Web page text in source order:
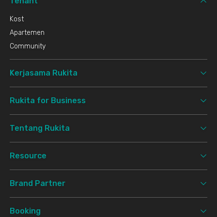
Kost
Apartemen
Community
Kerjasama Rukita
Rukita for Business
Tentang Rukita
Resource
Brand Partner
Booking